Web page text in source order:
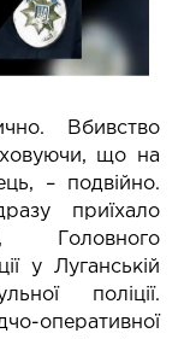
Вбивство
що на
– подвійно.
приїхало
Головного
у Луганській
поліції.
оперативної